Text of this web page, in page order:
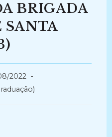
BRIGADA
SANTA
2022